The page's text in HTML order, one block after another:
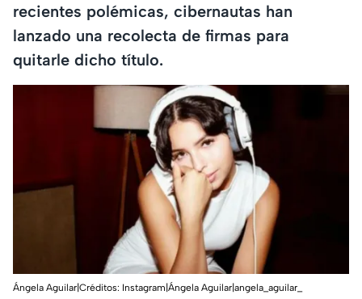
recientes polémicas, cibernautas han
lanzado una recolecta de firmas para
quitarle dicho título.
Ángela Aguilar|Créditos: Instagram|Ángela Aguilar|angela_aguilar_